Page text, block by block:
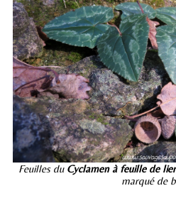
Feuilles du Cyclamen à feuille de
marqué de